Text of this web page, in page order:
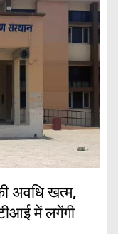
अवधि खत्म,
में लगेंगी